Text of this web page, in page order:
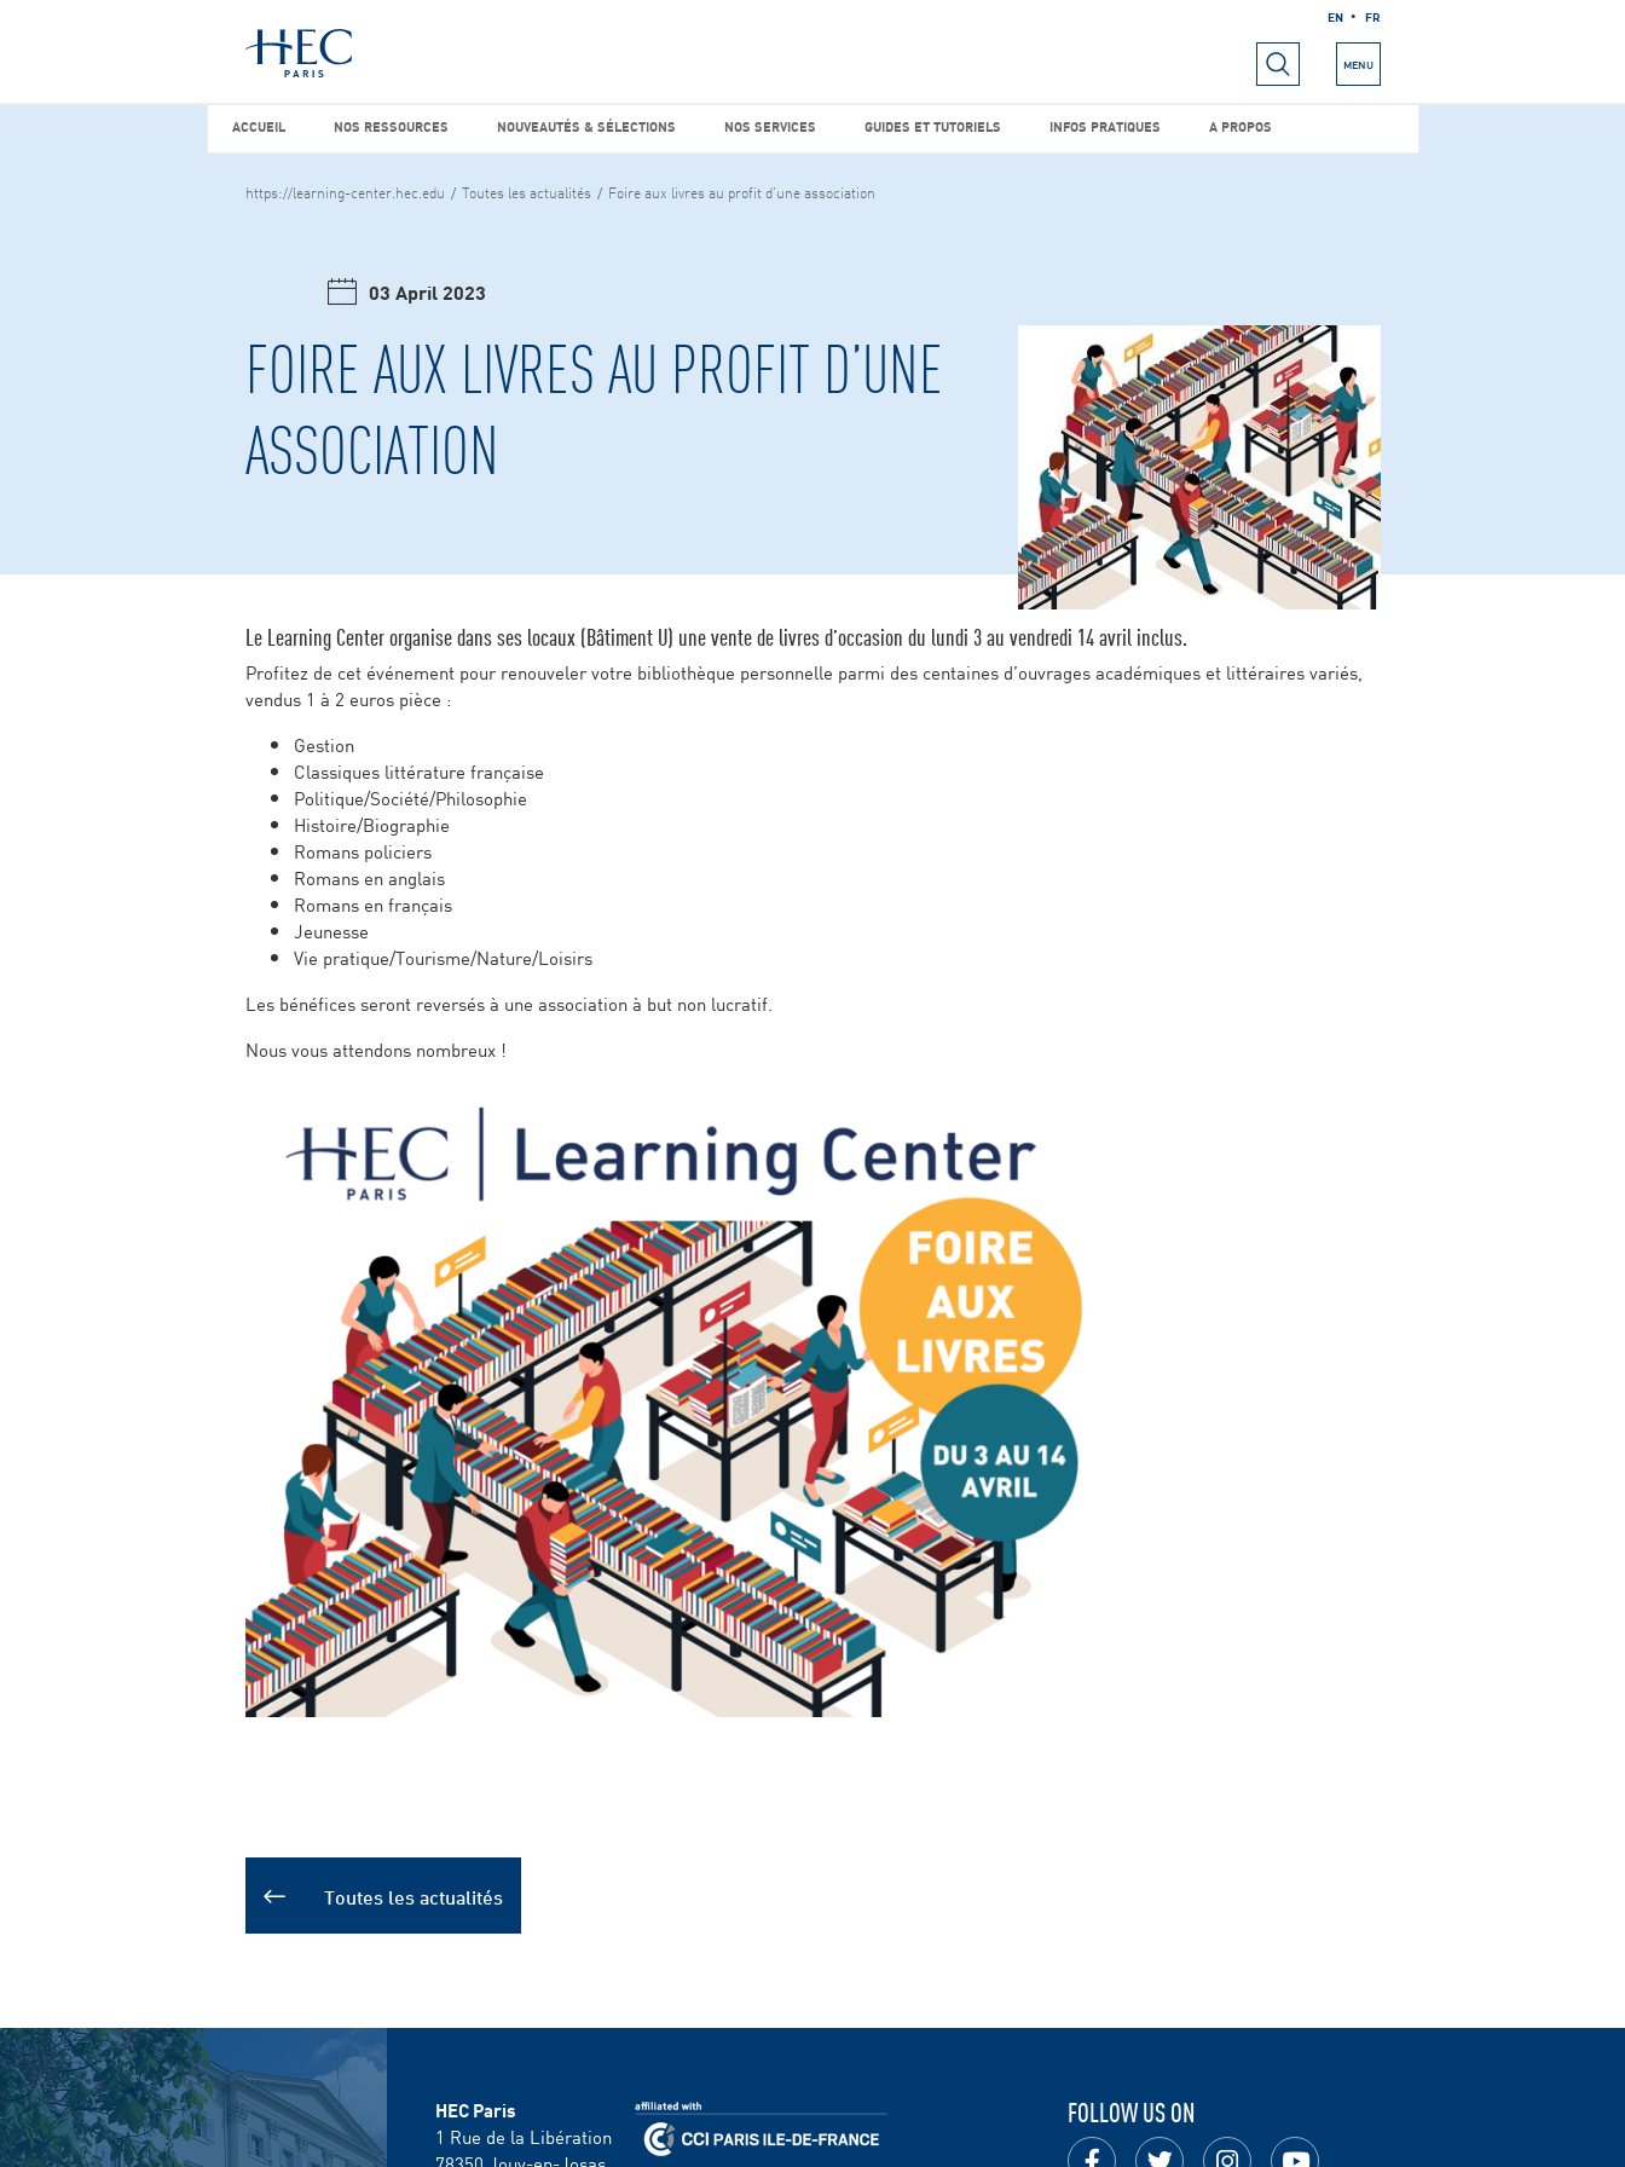
EN FR
MENU
Vous cherchez peut-être
NOS RESSOURCES INFOS PRATIQUES
ACCUEIL NOS RESSOURCES NOUVEAUTÉS & SÉLECTIONS NOS SERVICES GUIDES ET TUTORIELS INFOS PRATIQUES A PROPOS
https://learning-center.hec.edu Toutes les actualités Foire aux livres au profit d’une association
03 April 2023
FOIRE AUX LIVRES AU PROFIT D’UNE
ASSOCIATION
Le Learning Center organise dans ses locaux (Bâtiment U) une vente de livres d’occasion du lundi 3 au vendredi 14 avril inclus.
Profitez de cet événement pour renouveler votre bibliothèque personnelle parmi des centaines d’ouvrages académiques et littéraires variés,
vendus 1 à 2 euros pièce :
Gestion
Classiques littérature française
Politique/Société/Philosophie
Histoire/Biographie
Romans policiers
Romans en anglais
Romans en français
Jeunesse
Vie pratique/Tourisme/Nature/Loisirs
Les bénéfices seront reversés à une association à but non lucratif.
Nous vous attendons nombreux !
Toutes les actualités
HEC Paris
1 Rue de la Libération
FOLLOW US ON